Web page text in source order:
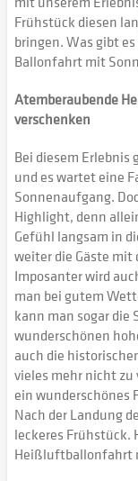
Frühstück diesen
bringen. Was gibt
Ballonfahrt mit
Atemberaubende
verschenken
Bei diesem
und es wartet eine
Sonnenaufgang.
Highlight, denn
Gefühl langsam in
weiter die Gäste mit
Imposanter wird
man bei gutem
kann man sogar die
wunderschönen
auch die
vieles mehr nicht zu
ein wunderschönes
Nach der Landung
leckeres Frühstück.
Heißluftballonfahrt